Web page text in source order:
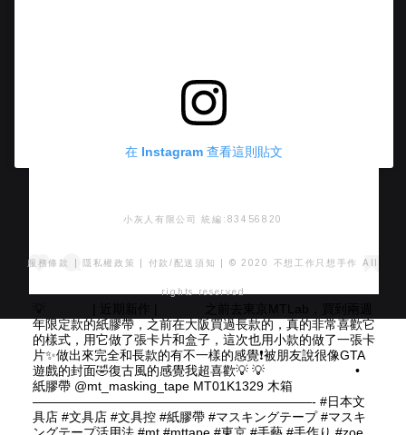
在 Instagram 查看這則貼文
年限定款的紙膠帶，之前在大阪買過長款的，真的非常喜歡它
的樣式，用它做了張卡片和盒子，這次也用小款的做了一張卡
片✨做出來完全和長款的有不一樣的感覺❗️被朋友說很像GTA
遊戲的封面🤣復古風的感覺我超喜歡💡 💡 ⠀⠀ ⠀⠀ ⠀⠀ ⠀⠀ •
紙膠帶 @mt_masking_tape MT01K1329 木箱 ⠀⠀⠀
——————————————————————- #日本文
具店 #文具店 #文具控 #紙膠帶 #マスキングテープ #マスキ
小灰人有限公司 統編:83456820
服務條款 隱私權政策 付款/配送須知 | © 2020 不想工作只想手作 All
rights reserved